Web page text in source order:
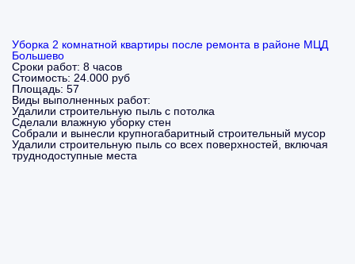
Уборка 2 комнатной квартиры после ремонта в районе МЦД
Большево
Сроки работ: 8 часов
Стоимость: 24.000 руб
Площадь: 57
Виды выполненных работ:
Удалили строительную пыль с потолка
Сделали влажную уборку стен
Собрали и вынесли крупногабаритный строительный мусор
Удалили строительную пыль со всех поверхностей, включая
труднодоступные места